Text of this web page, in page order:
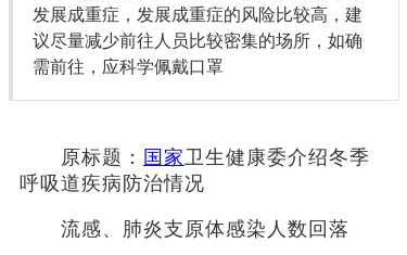
教育
发展成重症，发展成重症的风险比较高，建
议尽量减少前往人员比较密集的场所，如确
需前往，应科学佩戴口罩
原标题： 国家卫生健康委介绍冬季
呼吸道疾病防治情况
流感、肺炎支原体感染人数回落